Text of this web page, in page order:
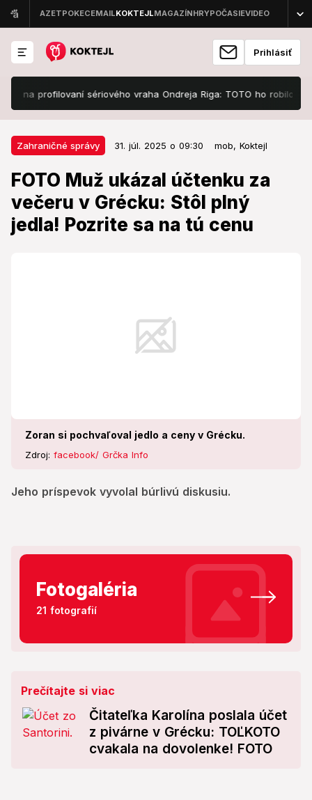
Prihlásiť
sériového vraha Ondreja Riga: TOTO ho robilo extrémne
Zahraničné správy 31. júl. 2025 o 09:30 mob, Koktejl
FOTO Muž ukázal účtenku za
večeru v Grécku: Stôl plný
jedla! Pozrite sa na tú cenu
Zoran si pochvaľoval jedlo a ceny v Grécku.
Zdroj: facebook/ Grčka Info
Jeho príspevok vyvolal búrlivú diskusiu.
Zahraničné správy 31. júl. 2025 o 09:30
FOTO Muž ukázal účtenku za
večeru v Grécku: Stôl plný jedla!
Pozrite sa na tú cenu
Fotogaléria
21 fotografií
Prečítajte si viac
Čitateľka Karolína poslala účet
z pivárne v Grécku: TOĽKOTO
cvakala na dovolenke! FOTO